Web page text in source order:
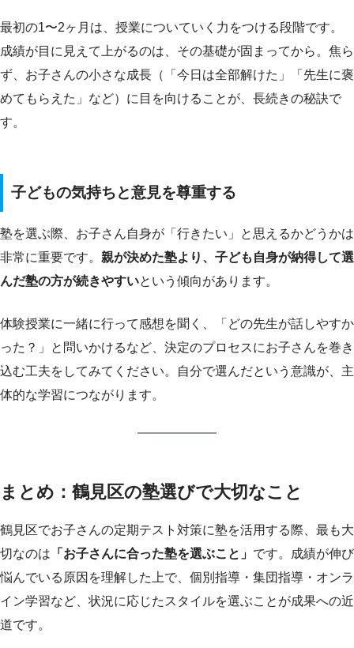
最初の1〜2ヶ月は、授業についていく力をつける段階です。
成績が目に見えて上がるのは、その基礎が固まってから。焦ら
ず、お子さんの小さな成長（「今日は全部解けた」「先生に褒
めてもらえた」など）に目を向けることが、長続きの秘訣で
す。
子どもの気持ちと意見を尊重する
塾を選ぶ際、お子さん自身が「行きたい」と思えるかどうかは
非常に重要です。 親が決めた塾より、子ども自身が納得して選
んだ塾の方が続きやすいという傾向があります。
体験授業に一緒に行って感想を聞く、「どの先生が話しやすか
った？」と問いかけるなど、決定のプロセスにお子さんを巻き
込む工夫をしてみてください。自分で選んだという意識が、主
体的な学習につながります。
まとめ：鶴見区の塾選びで大切なこと
鶴見区でお子さんの定期テスト対策に塾を活用する際、最も大
切なのは 「お子さんに合った塾を選ぶこと」 です。成績が伸び
悩んでいる原因を理解した上で、個別指導・集団指導・オンラ
イン学習など、状況に応じたスタイルを選ぶことが成果への近
道です。